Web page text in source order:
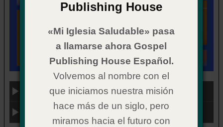
Categoría
Enlaces útiles
Publishing House
«Mi Iglesia Saludable» pasa
a llamarse ahora Gospel
Publishing House Español.
Volvemos al nombre con el
que iniciamos nuestra misión
hace más de un siglo, pero
miramos hacia el futuro con